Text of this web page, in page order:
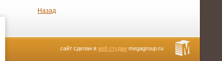
Назад
сайт сделан в веб студии megagroup.ru